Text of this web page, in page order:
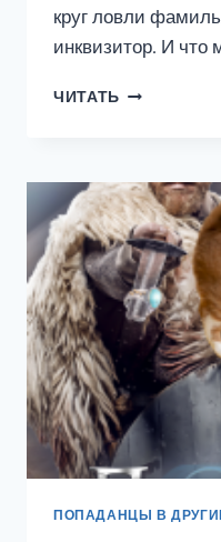
круг ловли
инквизитор. И что
ЧИТАТЬ НЕЛЕПАЯ
ПОПАДАНЦЫ В